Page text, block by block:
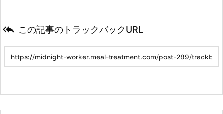
 この記事のトラックバックURL